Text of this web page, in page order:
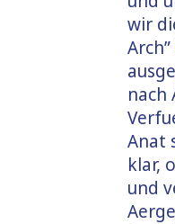
wir
nach
Anat
klar,
und